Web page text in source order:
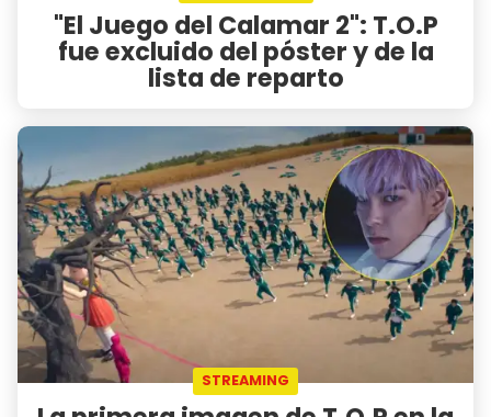
"El Juego del Calamar 2": T.O.P
fue excluido del póster y de la
lista de reparto
STREAMING